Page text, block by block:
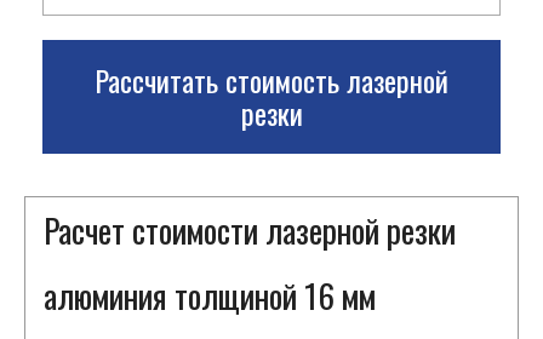
Рассчитать стоимость лазерной
резки
Расчет стоимости лазерной резки
алюминия толщиной 16 мм